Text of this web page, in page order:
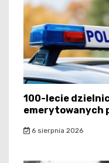
100-lecie
emerytowanych
6 sierpnia 2026